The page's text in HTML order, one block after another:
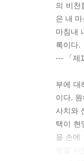
의 비천
은 내
마침내
록이다.
--- 「제
부에 대
이다.
사치와
택이 현
을 손에